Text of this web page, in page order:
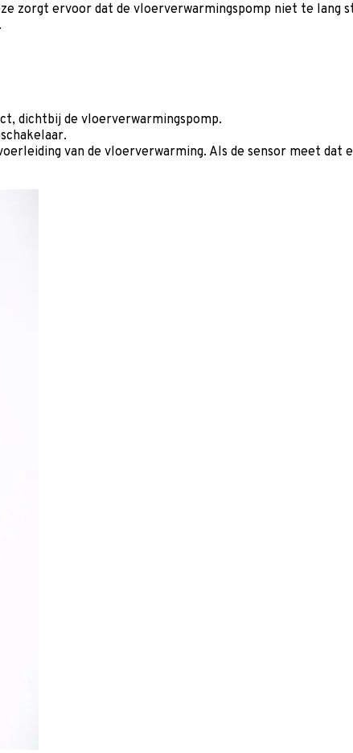
zorgt ervoor dat de vloerverwarmingspomp niet te lang
dichtbij de vloerverwarmingspomp.
van de vloerverwarming. Als de sensor meet